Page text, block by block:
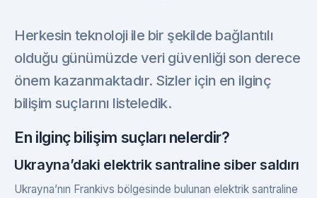
Herkesin teknoloji ile bir şekilde bağlantılı
olduğu günümüzde veri güvenliği son derece
önem kazanmaktadır. Sizler için en ilginç
bilişim suçlarını listeledik.
En ilginç bilişim suçları nelerdir?
Ukrayna’daki elektrik santraline siber saldırı
Ukrayna’nın Frankivs bölgesinde bulunan elektrik santraline